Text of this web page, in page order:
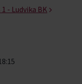
- Ludvika BK